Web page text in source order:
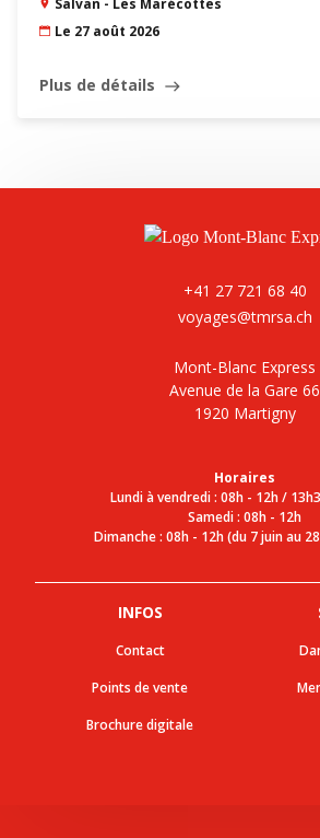
Salvan - Les Marécottes
Le 27 août 2026
Plus de détails east
+41 27 721 68 40
voyages@tmrsa.ch
Mont-Blanc Express
Avenue de la Gare 66
1920 Martigny
Horaires
Lundi à vendredi : 08h - 12h /
Samedi : 08h - 12h
Dimanche : 08h - 12h (du 7 juin au
INFOS
Contact
Points de vente
Brochure digitale